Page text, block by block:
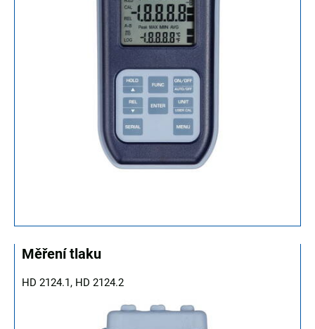
Měření tlaku
HD 2124.1, HD 2124.2